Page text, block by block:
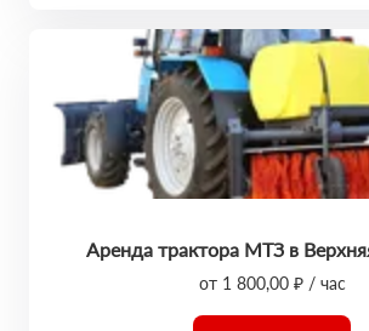
Аренда трактора МТЗ в
от 1 800,00 ₽ / час